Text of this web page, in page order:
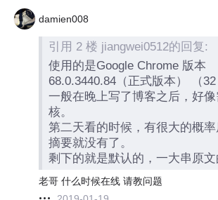
damien008
引用 2 楼 jiangwei0512的回复:
使用的是Google Chrome 版本
68.0.3440.84（正式版本） （32
一般在晚上写了博客之后，好
核。
第二天看的时候，有很大的概
摘要就没有了。
剩下的就是默认的，一大串原文
老哥 什么时候在线 请教问题